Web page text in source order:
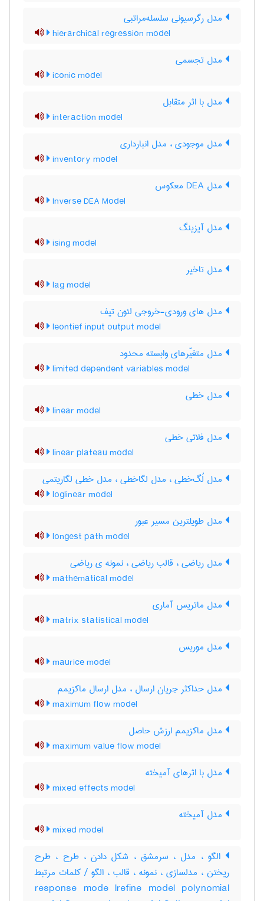
مدل رگرسیونی سلسله‌مراتبی
hierarchical regression model
مدل تجسمی
iconic model
مدل با اثر متقابل
interaction model
مدل موجودی ، مدل انبارداری
inventory model
مدل DEA معکوس
Inverse DEA Model
مدل آیزینگ
ising model
مدل تاخیر
lag model
مدل های ورودی-خروجی لئون تیف
leontief input output model
مدل متغیّرهای وابسته محدود
limited dependent variables model
مدل خطی
linear model
مدل فلاتی خطی
linear plateau model
مدل لُگ‌خطی ، مدل لگاخطی ، مدل خطی لگاریتمی
loglinear model
مدل طویلترین مسیر عبور
longest path model
مدل ریاضی ، قالب ریاضی ، نمونه ی ریاضی
mathematical model
مدل ماتریس آماری
matrix statistical model
مدل موریس
maurice model
مدل حداکثر جریان ارسال ، مدل ارسال ماکزیمم
maximum flow model
مدل ماکزیمم ارزش حاصل
maximum value flow model
مدل با اثرهای آمیخته
mixed effects model
مدل آمیخته
mixed model
الگو ، مدل ، سرمشق ، شکل دادن ، طرح ، طرح
ریختن ، مدلسازی ، نمونه ، قالب ، الگو / کلمات مرتبط
response mode lrefine model polynomial